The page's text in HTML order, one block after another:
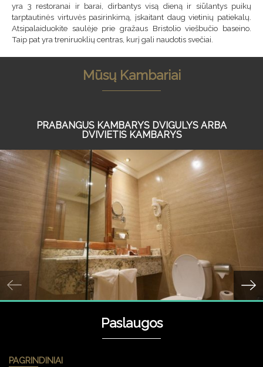
yra 3 restoranai ir barai, dirbantys visą dieną ir siūlantys puikų
tarptautinės virtuvės pasirinkimą, įskaitant daug vietinių patiekalų.
Atsipalaiduokite saulėje prie gražaus Bristolio viešbučio baseino.
Taip pat yra treniruoklių centras, kurį gali naudotis svečiai.
Mūsų Kambariai
PRABANGUS KAMBARYS DVIGULYS ARBA
DVIVIETIS KAMBARYS
PAGRINDINIAI
Paslaugos